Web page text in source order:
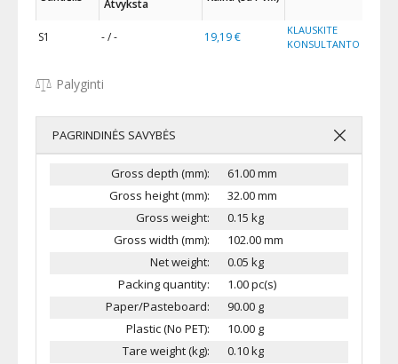
Atvyksta
S1 - / - 19,19 €
KLAUSKITE
KONSULTANTO
Palyginti
PAGRINDINĖS SAVYBĖS
Gross depth (mm):
61.00 mm
Gross height (mm):
32.00 mm
Gross weight:
0.15 kg
Gross width (mm):
102.00 mm
Net weight:
0.05 kg
Packing quantity:
1.00 pc(s)
Paper/Pasteboard:
90.00 g
Plastic (No PET):
10.00 g
Tare weight (kg):
0.10 kg